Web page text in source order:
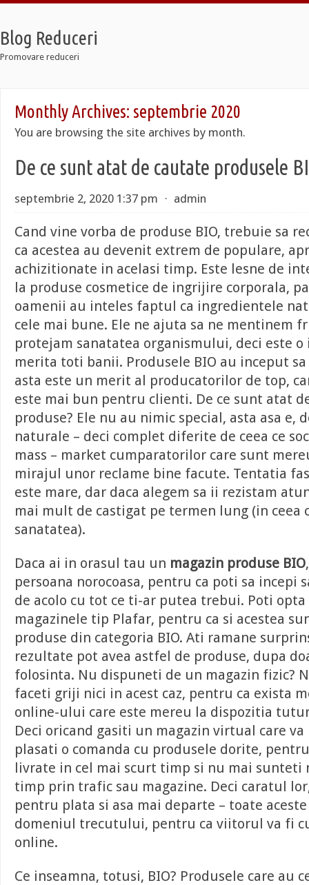
Blog Reduceri
Promovare reduceri
Taxi
7
Monthly Archives: septembrie 2020
You are browsing the site archives by month.
De ce sunt atat de cautate produsele
septembrie 2, 2020 1:37 pm ⋅ admin
Cand vine vorba de produse BIO, trebuie sa
ca acestea au devenit extrem de populare,
achizitionate in acelasi timp. Este lesne de
la produse cosmetice de ingrijire corporala,
oamenii au inteles faptul ca ingredientele
cele mai bune. Ele ne ajuta sa ne mentinem
protejam sanatatea organismului, deci este
merita toti banii. Produsele BIO au inceput
asta este un merit al producatorilor de top,
este mai bun pentru clienti. De ce sunt atat
produse? Ele nu au nimic special, asta asa e,
naturale – deci complet diferite de ceea ce
mass – market cumparatorilor care sunt mereu
mirajul unor reclame bine facute. Tentatia
este mare, dar daca alegem sa ii rezistam
mai mult de castigat pe termen lung (in ceea
sanatatea).
Daca ai in orasul tau un magazin produse BIO
persoana norocoasa, pentru ca poti sa incepi
de acolo cu tot ce ti-ar putea trebui. Poti
magazinele tip Plafar, pentru ca si acestea
produse din categoria BIO. Ati ramane
rezultate pot avea astfel de produse, dupa
folosinta. Nu dispuneti de un magazin fizic?
faceti griji nici in acest caz, pentru ca exista
online-ului care este mereu la dispozitia
Deci oricand gasiti un magazin virtual care
plasati o comanda cu produsele dorite,
livrate in cel mai scurt timp si nu mai sunteti
timp prin trafic sau magazine. Deci caratul
pentru plata si asa mai departe – toate
domeniul trecutului, pentru ca viitorul va fi
online.
Ce inseamna, totusi, BIO? Produsele care au